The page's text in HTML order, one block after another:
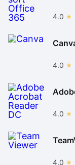
4.0
4.0
4.0
4.0